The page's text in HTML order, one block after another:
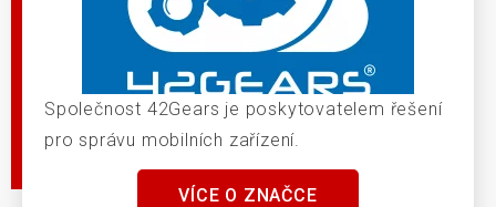
Společnost 42Gears je poskytovatelem řešení
pro správu mobilních zařízení.
VÍCE O ZNAČCE